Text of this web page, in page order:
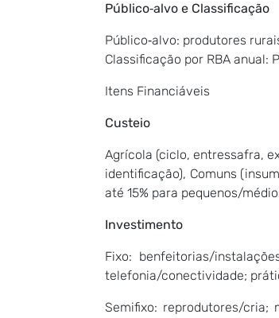
Público‑alvo e Classificação
Público‑alvo: produtores
Classificação por RBA anual:
Itens Financiáveis
Custeio
Agrícola (ciclo, entressafra,
identificação), Comuns
até 15% para pequenos/
Investimento
Fixo: benfeitorias/
telefonia/conectividade;
Semifixo: reprodutores/cria;